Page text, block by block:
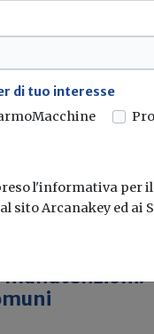
l'obbligo con
manutenzioni.
di tuo interesse
l'informativa per
sito Arcanakey ed ai